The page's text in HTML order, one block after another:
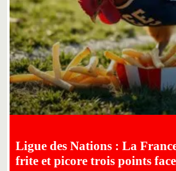
Ligue des Nations : La
frite et picore trois points